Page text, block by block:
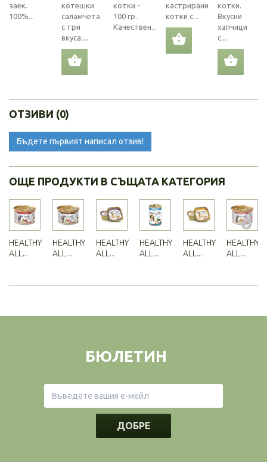
заек.
100%...
котешки
саламчета
с три
вкуса:...
котки -
100 гр.
Качествен...
кастрирани
котки с...
котки.
Вкусни
хапчици
с...
ОТЗИВИ (0)
Бъдете първият написал отзив!
ОЩЕ ПРОДУКТИ В СЪЩАТА КАТЕГОРИЯ
HEALTHY
ALL...
HEALTHY
ALL...
HEALTHY
ALL...
HEALTHY
ALL...
HEALTHY
ALL...
HEALTHY
ALL...
БЮЛЕТИН
ДОБРЕ